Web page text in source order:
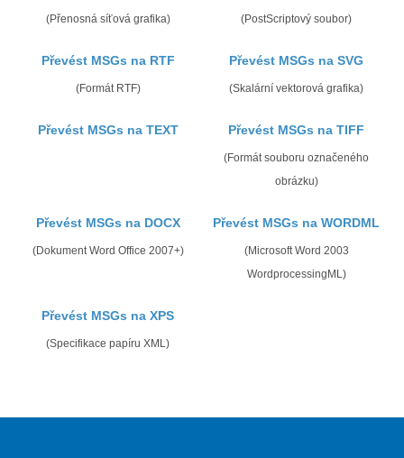
(Přenosná síťová grafika) (PostScriptový soubor)
Převést MSGs na RTF
(Formát RTF)
Převést MSGs na SVG
(Skalární vektorová grafika)
Převést MSGs na TEXT Převést MSGs na TIFF
(Formát souboru označeného
obrázku)
Převést MSGs na DOCX
(Dokument Word Office 2007+)
Převést MSGs na WORDML
(Microsoft Word 2003
WordprocessingML)
Převést MSGs na XPS
(Specifikace papíru XML)